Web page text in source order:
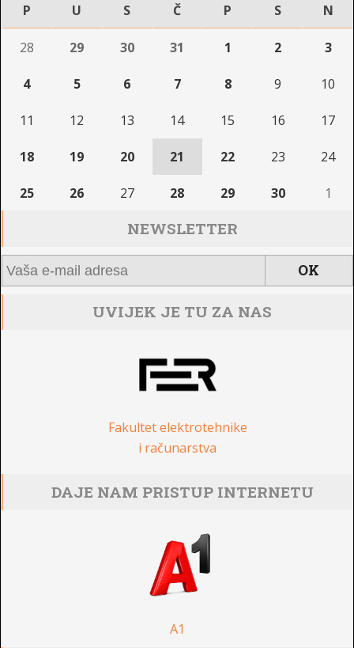
P U S Č P S N
28 29 30 31 1 2 3
4 5 6 7 8 9 10
11 12 13 14 15 16 17
18 19 20 21 22 23 24
25 26 27 28 29 30 1
NEWSLETTER
UVIJEK JE TU ZA NAS
Fakultet elektrotehnike
i računarstva
DAJE NAM PRISTUP INTERNETU
A1